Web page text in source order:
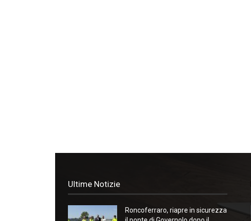
Ultime Notizie
Roncoferraro, riapre in sicurezza